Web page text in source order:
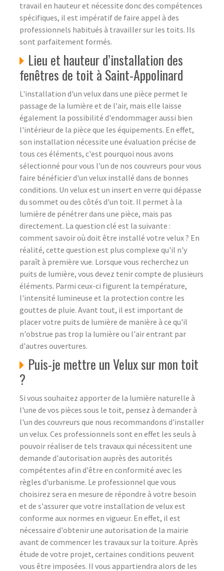
travail en hauteur et nécessite donc des compétences
spécifiques, il est impératif de faire appel à des
professionnels habitués à travailler sur les toits. Ils
sont parfaitement formés.
Lieu et hauteur d’installation des
fenêtres de toit à Saint-Appolinard
L'installation d'un velux dans une pièce permet le
passage de la lumière et de l'air, mais elle laisse
également la possibilité d'endommager aussi bien
l'intérieur de la pièce que les équipements. En effet,
son installation nécessite une évaluation précise de
tous ces éléments, c'est pourquoi nous avons
sélectionné pour vous l'un de nos couvreurs pour vous
faire bénéficier d'un velux installé dans de bonnes
conditions. Un velux est un insert en verre qui dépasse
du sommet ou des côtés d'un toit. Il permet à la
lumière de pénétrer dans une pièce, mais pas
directement. La question clé est la suivante :
comment savoir où doit être installé votre velux ? En
réalité, cette question est plus complexe qu'il n'y
paraît à première vue. Lorsque vous recherchez un
puits de lumière, vous devez tenir compte de plusieurs
éléments. Parmi ceux-ci figurent la température,
l'intensité lumineuse et la protection contre les
gouttes de pluie. Avant tout, il est important de
placer votre puits de lumière de manière à ce qu'il
n'obstrue pas trop la lumière ou l'air entrant par
d'autres ouvertures.
Puis-je mettre un Velux sur mon toit
?
Si vous souhaitez apporter de la lumière naturelle à
l'une de vos pièces sous le toit, pensez à demander à
l'un des couvreurs que nous recommandons d'installer
un velux. Ces professionnels sont en effet les seuls à
pouvoir réaliser de tels travaux qui nécessitent une
demande d'autorisation auprès des autorités
compétentes afin d'être en conformité avec les
règles d'urbanisme. Le professionnel que vous
choisirez sera en mesure de répondre à votre besoin
et de s'assurer que votre installation de velux est
conforme aux normes en vigueur. En effet, il est
nécessaire d'obtenir une autorisation de la mairie
avant de commencer les travaux sur la toiture. Après
étude de votre projet, certaines conditions peuvent
vous être imposées. Il vous appartiendra alors de les